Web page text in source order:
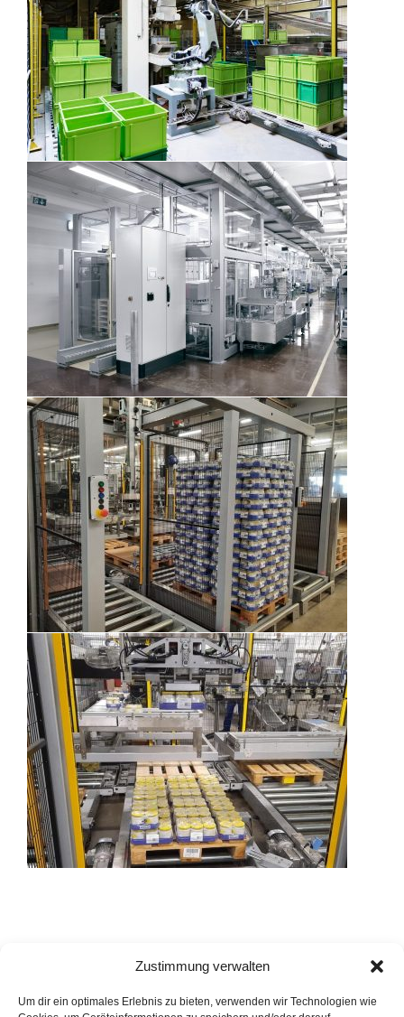
Zustimmung verwalten
Um dir ein optimales Erlebnis zu bieten, verwenden wir Technologien wie